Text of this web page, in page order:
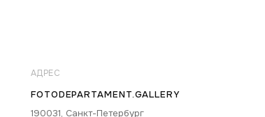
АДРЕС
FOTODEPARTAMENT.GALLERY
190031, Санкт-Петербург